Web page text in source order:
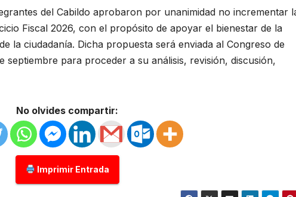
del Cabildo aprobaron por unanimidad no incrementar
Fiscal 2026, con el propósito de apoyar el bienestar de la
la ciudadanía. Dicha propuesta será enviada al Congreso de
septiembre para proceder a su análisis, revisión, discusión,
No olvides compartir:
Imprimir Entrada